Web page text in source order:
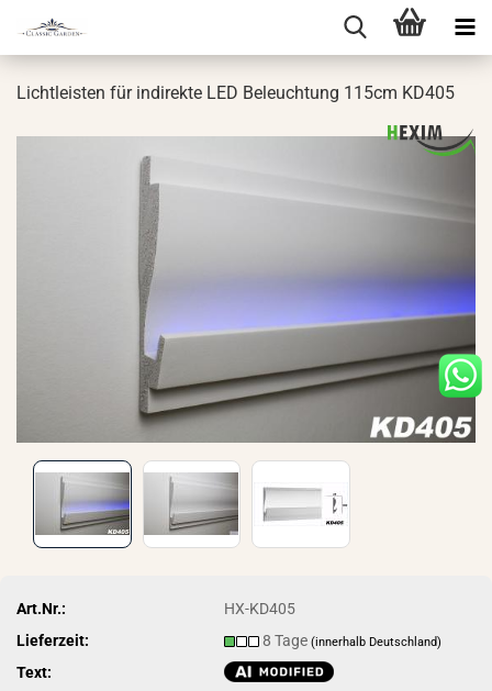
Licht­leis­ten für in­di­rek­te LED Be­leuch­tung 115cm KD405
Art.Nr.:
HX-KD405
Lieferzeit:
8 Tage(innerhalb Deutschland)
Text: